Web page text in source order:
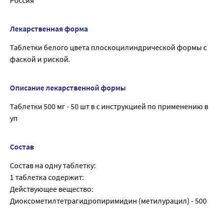
Лекарственная форма
Таблетки белого цвета плоскоцилиндрической формы с
фаской и риской.
Описание лекарственной формы
Таблетки 500 мг - 50 шт в с инструкцией по применению в
уп
Состав
Состав на одну таблетку:
1 таблетка содержит:
Действующее вещество:
Диоксометилтетрагидропиримидин (метилурацил) - 500